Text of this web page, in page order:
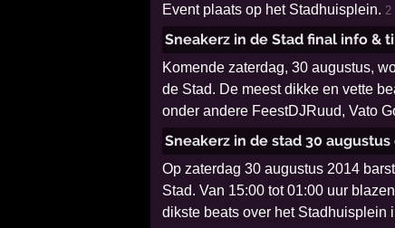
Event plaats op het Stadhuisplein. 2
Sneakerz in de Stad final info &
Komende zaterdag, 30 augustus,
de Stad. De meest dikke en vette
onder andere FeestDJRuud, Vato
Sneakerz in de stad 30
Op zaterdag 30 augustus 2014
Stad. Van 15:00 tot 01:00 uur
dikste beats over het Stadhuisplein